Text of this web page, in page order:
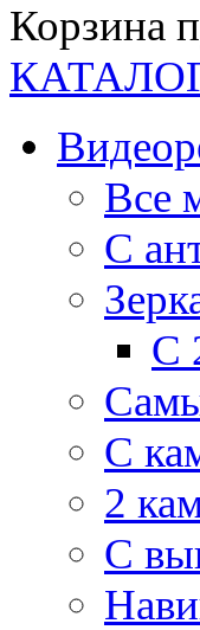
Корзина
Все
C
С
С
2
С